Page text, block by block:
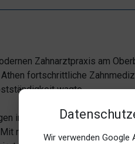
Wir verwenden Google
Zahnarztpraxis am
fortschrittliche
wagte.
in der ästhetischen
regelmäßigen